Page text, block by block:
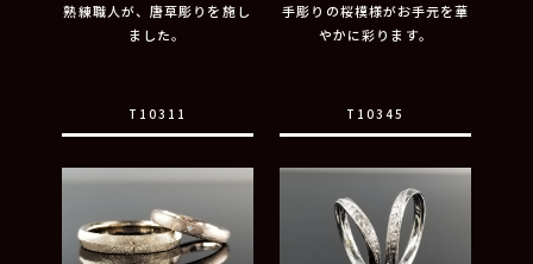
熟練職人が、唐草彫りを施し
ました。
T10311
手彫りの桜模様がお手元を華
やかに彩ります。
T10345